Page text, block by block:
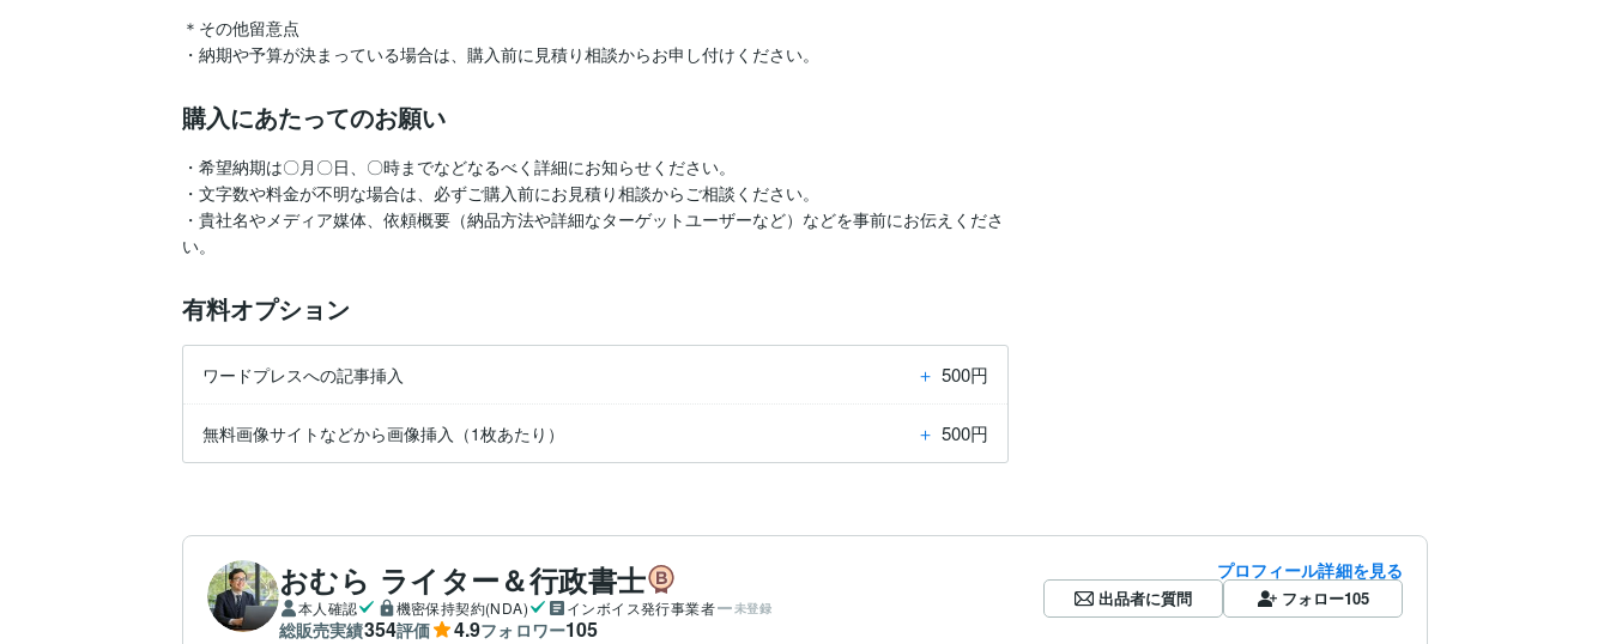
＊その他留意点
・納期や予算が決まっている場合は、購入前に見積り相談からお申し付けください。
購入にあたってのお願い
・希望納期は〇月〇日、〇時までなどなるべく詳細にお知らせください。
・文字数や料金が不明な場合は、必ずご購入前にお見積り相談からご相談ください。
・貴社名やメディア媒体、依頼概要（納品方法や詳細なターゲットユーザーなど）などを事前にお伝えくださ
有料オプション
ワードプレスへの記事挿入 ＋ 500円
無料画像サイトなどから画像挿入（1枚あたり） ＋ 500円
おむら ライター＆行政書士
本人確認 機密保持契約(NDA) インボイス発行事業者 未登録
総販売実績354評価 4.9フォロワー105
プロフィール詳細を見る
出品者に質問 フォロー105